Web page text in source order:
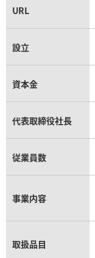
URL
設立
資本金
代表取締役社長
従業員数
事業内容
取扱品目